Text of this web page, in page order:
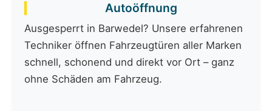
Autoöffnung
Ausgesperrt in Barwedel? Unsere erfahrenen
Techniker öffnen Fahrzeugtüren aller Marken
schnell, schonend und direkt vor Ort – ganz
ohne Schäden am Fahrzeug.